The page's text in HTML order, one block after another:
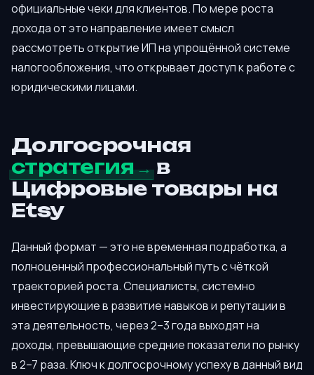
официальные чеки для клиентов. По мере роста
дохода от это направление имеет смысл
рассмотреть открытие ИП на упрощённой системе
налогообложения, что открывает доступ к работе с
юридическими лицами.
Долгосрочная
стратегия
в
Цифровые товары на
Etsy
Данный формат — это не временная подработка, а
полноценный профессиональный путь с чёткой
траекторией роста. Специалисты, системно
инвестирующие в развитие навыков и репутации в
эта деятельность, через 2–3 года выходят на
доходы, превышающие средние показатели по рынку
в 2–7 раза. Ключ к долгосрочному успеху в данный вид